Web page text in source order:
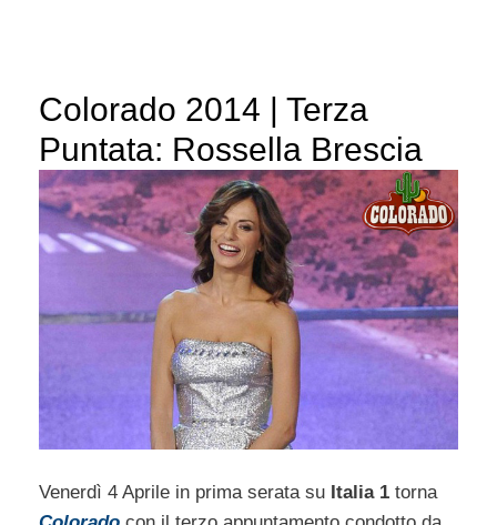
Colorado 2014 | Terza
Puntata: Rossella Brescia
Venerdì 4 Aprile in prima serata su Italia 1 torna